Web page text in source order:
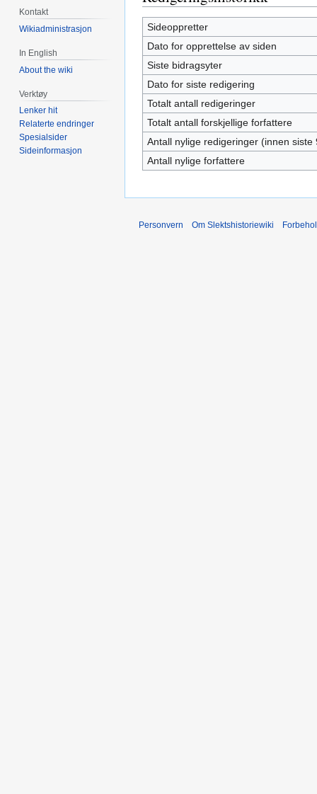
Sideoppretter
Dato for opprettelse av siden
Siste bidragsyter
Dato for siste redigering
Totalt antall redigeringer
Totalt antall forskjellige forfattere
Antall nylige redigeringer (innen siste
Antall nylige forfattere
Kontakt
Wikiadministrasjon
In English
About the wiki
Verktøy
Lenker hit
Relaterte endringer
Spesialsider
Sideinformasjon
Personvern Om Slektshistoriewiki